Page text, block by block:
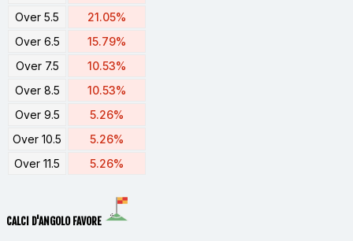
Over 5.5
21.05%
Over 6.5
15.79%
Over 7.5
10.53%
Over 8.5
10.53%
Over 9.5
5.26%
Over 10.5
5.26%
Over 11.5
5.26%
CALCI D'ANGOLO FAVORE